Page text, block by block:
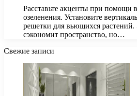
Расставьте акценты при помощи
озеленения. Установите
решетки для вьющихся растений.
сэкономит пространство, но…
Свежие записи